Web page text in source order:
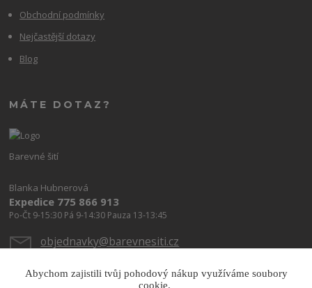
Obchodní podmínky
Nejčastější dotazy
Blog
MÁTE DOTAZ?
Barevné šití
Blanka Hubnerová
Expedice 775 866 913
Po-Čt 9-15:30 Pá 9-14:30 Pauza 13-13:45
objednavky@barevnesiti.cz
Abychom zajistili tvůj pohodový nákup využíváme soubory
cookie.